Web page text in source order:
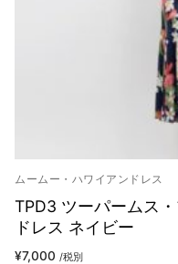
ムームー・ハワイアンドレス
TPD3 ツーパームス
ドレス ネイビー
¥7,000 /税別